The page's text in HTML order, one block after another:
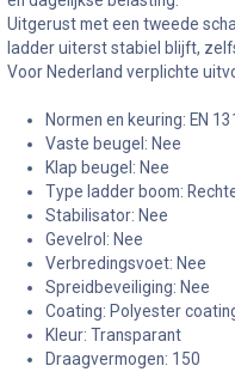
Uitgerust met een tweede
ladder uiterst stabiel blijft,
Voor Nederland verplichte
Normen en keuring: EN
Vaste beugel: Nee
Klap beugel: Nee
Type ladder boom:
Stabilisator: Nee
Gevelrol: Nee
Verbredingsvoet: Nee
Spreidbeveiliging: Nee
Coating: Polyester
Kleur: Transparant
Draagvermogen: 150